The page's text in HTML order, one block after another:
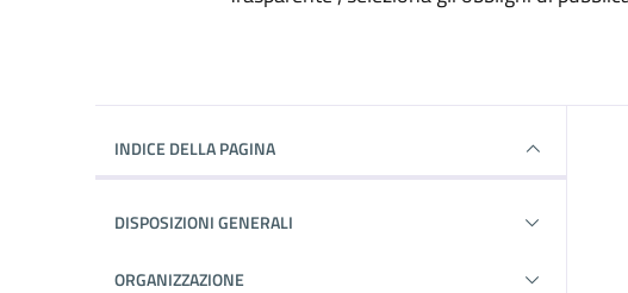
INDICE DELLA PAGINA
DISPOSIZIONI GENERALI
ORGANIZZAZIONE